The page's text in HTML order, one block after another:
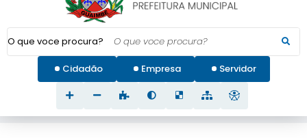
O que voce procura?
Cidadão Empresa Servidor